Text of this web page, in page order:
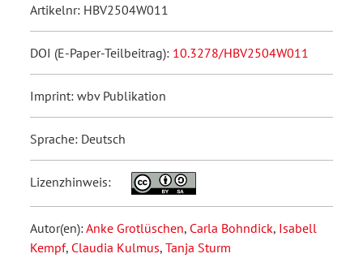
Artikelnr: HBV2504W011
DOI (E-Paper-Teilbeitrag): 10.3278/HBV2504W011
Imprint: wbv Publikation
Sprache: Deutsch
Lizenzhinweis:
Autor(en):Anke Grotlüschen, Carla Bohndick, Isabell
Kempf, Claudia Kulmus, Tanja Sturm